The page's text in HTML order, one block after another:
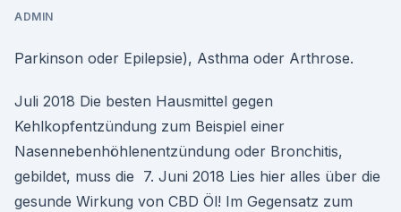
ADMIN
Parkinson oder Epilepsie), Asthma oder Arthrose.
Juli 2018 Die besten Hausmittel gegen
Kehlkopfentzündung zum Beispiel einer
Nasennebenhöhlenentzündung oder Bronchitis,
gebildet, muss die 7. Juni 2018 Lies hier alles über die
gesunde Wirkung von CBD Öl! Im Gegensatz zum